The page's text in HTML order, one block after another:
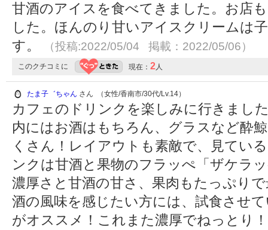
甘酒のアイスを食べてきました。お店
した。ほんのり甘いアイスクリームは
す。
（投稿:2022/05/04 掲載：2022/05/06）
このクチコミに 現在： 2人
たま子゛ちゃん さん （女性/香南市/30代/Lv.14）
カフェのドリンクを楽しみに行きまし
内にはお酒はもちろん、グラスなど酔
くさん！レイアウトも素敵で、見てい
ンクは甘酒と果物のフラッぺ「ザケラ
濃厚さと甘酒の甘さ、果肉もたっぷり
酒の風味を感じたい方には、試食させ
がオススメ！これまた濃厚でねっとり